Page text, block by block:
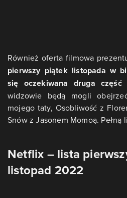
Również oferta filmowa
pierwszy piątek listopada w
się oczekiwana druga część
widzowie będą mogli
mojego taty, Osobliwość z
Snów z Jasonem Momoą.
Netflix – lista
listopad 2022